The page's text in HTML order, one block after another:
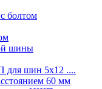
болтом
шины
для шин 5х12 ....
60 мм